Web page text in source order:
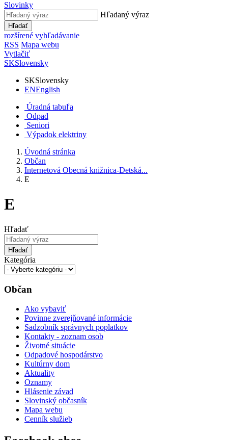
Slovinky
Hľadaný výraz
Hľadať
rozšírené vyhľadávanie
RSS Mapa webu
Vytlačiť
SKSlovensky
SKSlovensky
ENEnglish
Úradná tabuľa
Odpad
Seniori
Výpadok elektriny
Úvodná stránka
Občan
Internetová Obecná knižnica-Detská...
E
E
Hľadať
Hľadať
Kategória
Občan
Ako vybaviť
Povinne zverejňované informácie
Sadzobník správnych poplatkov
Kontakty - zoznam osob
Životné situácie
Odpadové hospodárstvo
Kultúrny dom
Aktuality
Oznamy
Hlásenie závad
Slovinský občasník
Mapa webu
Cenník služieb